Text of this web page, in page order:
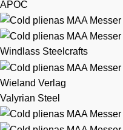
APOC
Windlass Steelcrafts
Wieland Verlag
Valyrian Steel